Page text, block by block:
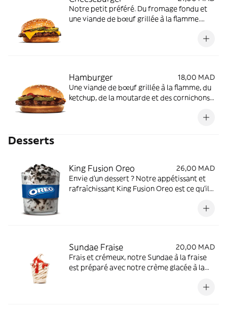
Notre petit préféré. Du fromage fondu et
une viande de bœuf grillée à la flamme.
Hamburger
18,00 MAD
Une viande de bœuf grillée à la flamme, du
ketchup, de la moutarde et des cornichons.
Desserts
King Fusion Oreo
26,00 MAD
Envie d’un dessert ? Notre appétissant et
rafraîchissant King Fusion Oreo est ce qu’il
Sundae Fraise
20,00 MAD
Frais et crémeux, notre Sundae à la fraise
est préparé avec notre crème glacée à la